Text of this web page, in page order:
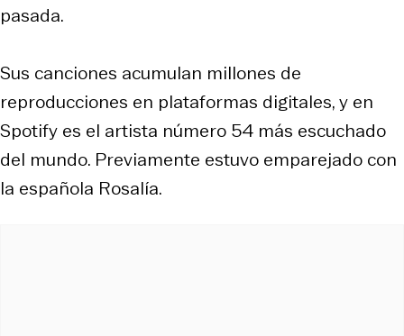
pasada.
Sus canciones acumulan millones de
reproducciones en plataformas digitales, y en
Spotify es el artista número 54 más escuchado
del mundo. Previamente estuvo emparejado con
la española Rosalía.